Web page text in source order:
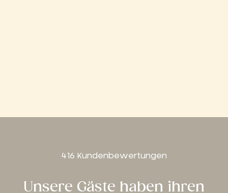
416 Kundenbewertungen
Unsere Gäste haben ihren